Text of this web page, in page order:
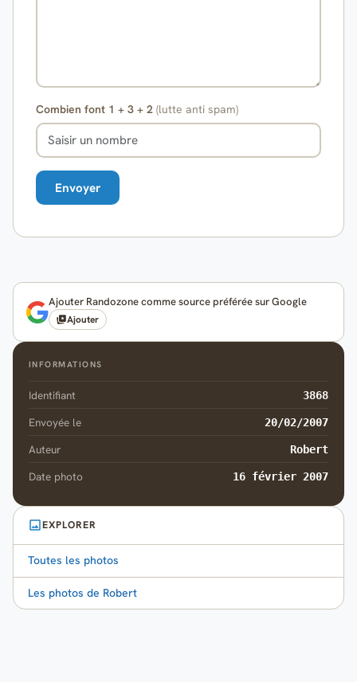
Combien font 1 + 3 + 2 (lutte anti spam)
Ajouter Randozone comme source préférée sur Google
Ajouter
INFORMATIONS
Identifiant 3868
Envoyée le 20/02/2007
Auteur Robert
Date photo 16 février 2007
EXPLORER
Toutes les photos
Les photos de Robert